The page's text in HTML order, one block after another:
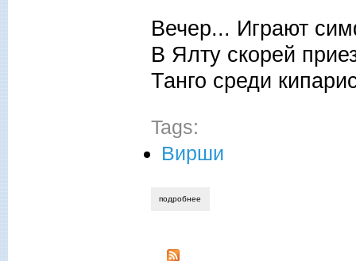
Вечер... Играют
В Ялту скорей
Танго среди
Tags:
Вирши
подробнее